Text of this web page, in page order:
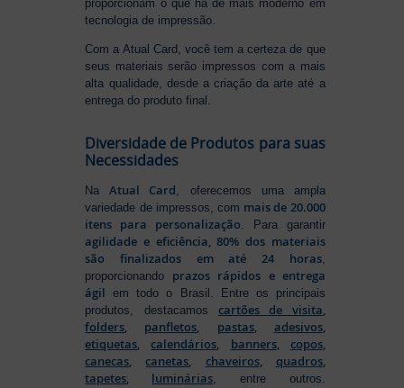
proporcionam o que há de mais moderno em
tecnologia de impressão.
Com a Atual Card, você tem a certeza de que
seus materiais serão impressos com a mais
alta qualidade, desde a criação da arte até a
entrega do produto final.
Diversidade de Produtos para suas
Necessidades
NaAtual Card, oferecemos uma ampla
variedade de impressos, com mais de 20.000
itens para personalização. Para garantir
agilidade e eficiência, 80% dos materiais
são finalizados em até 24 horas,
proporcionando prazos rápidos e entrega
ágil em todo o Brasil. Entre os principais
produtos, destacamos cartões de visita,
folders, panfletos, pastas, adesivos,
etiquetas,calendários, banners, copos,
canecas,canetas, chaveiros, quadros,
tapetes, luminárias, entre outros.